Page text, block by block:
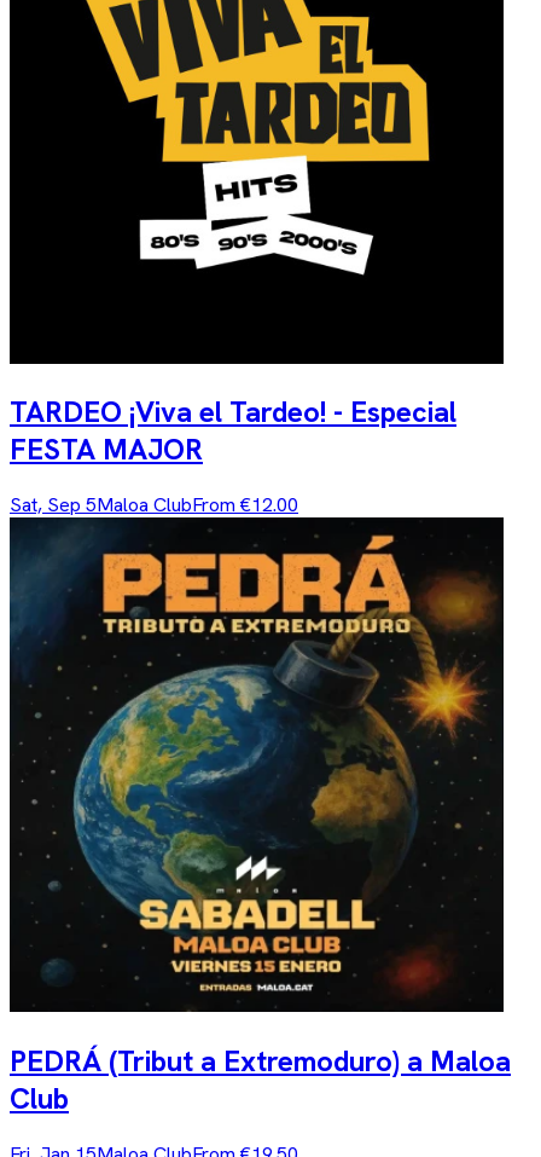
TARDEO ¡Viva el Tardeo! - Especial
FESTA MAJOR
Sat, Sep 5Maloa ClubFrom €12.00
PEDRÁ (Tribut a Extremoduro) a Maloa
Club